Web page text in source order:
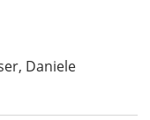
Daniele